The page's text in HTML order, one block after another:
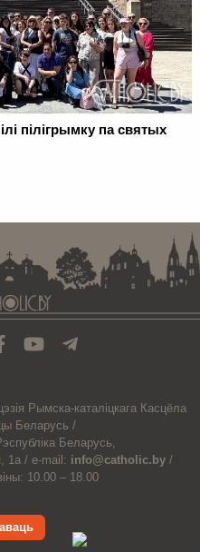
пілігрымку па святых
Рымска-каталіцкага Касцёла
Беларусь /
Беларусь,
1а / e-mail: info@catholic.by /
10.00 – 18.00